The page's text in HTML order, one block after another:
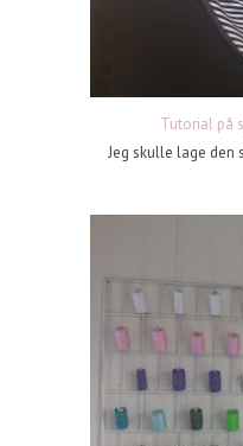
Tutorial på
Jeg skulle lage den